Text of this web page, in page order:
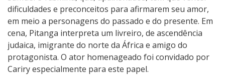
dificuldades e preconceitos para afirmarem seu amor,
em meio a personagens do passado e do presente. Em
cena, Pitanga interpreta um livreiro, de ascendência
judaica, imigrante do norte da África e amigo do
protagonista. O ator homenageado foi convidado por
Cariry especialmente para este papel.